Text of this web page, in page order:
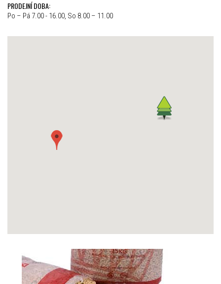
PRODEJNÍ DOBA:
Po – Pá 7.00 - 16.00, So 8.00 – 11.00